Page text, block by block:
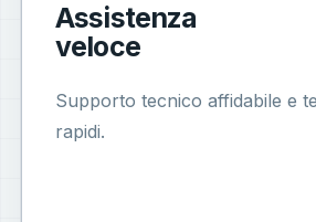
Assistenza
veloce
Supporto tecnico affidabile e
rapidi.